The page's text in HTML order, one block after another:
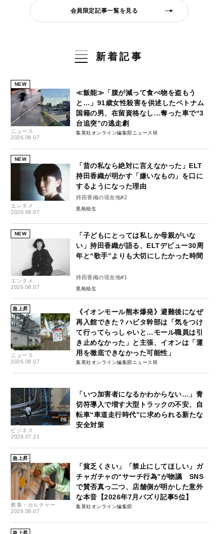
会員限定記事一覧を見る
新着記事
NEW
ニュース
2026.08.07
≪飯能≫「腹が減って食べ物を盗もう
と…」91歳女性殺害を供述したベトナム
国籍の男、在留資格なし…奪った車で“3
台追突”の逃走劇
集英社オンライン編集部ニュース班
NEW
エンタメ
2026.08.07
「昔の私なら絶対に言えなかった」ELT
持田香織が明かす「嫌いなもの」を口に
するようになった理由
持田香織の現在地#2
黒島暁生
NEW
エンタメ
2026.08.07
「子どもにとっては私しか母親がいな
い」持田香織が語る、ELTデビュー30周
年と“歌手”よりも大切にしたかった時間
持田香織の現在地#1
黒島暁生
急上昇
ニュース
2026.08.07
《イオンモール熊本爆発》避難後になぜ
再入館できた？ハビタ幹部は「気をつけ
て行ってらっしゃいと…モール職員は引
き止めなかった」と主張、イオンは「運
用を徹底できなかった可能性」
集英社オンライン編集部ニュース班
ビジネス
2026.07.21
「いつ加害者になるかわからない…」青
切符導入で増す大型トラックの不安、自
転車“車道走行時代”に求められる新たな
安全対策
急上昇
教養・カルチャー
2026.08.07
「貧乏くさい」「禁止にしてほしい」ガ
チャガチャの“サーチ行為”が物議 SNS
で賛否真っ二つ、店舗側が明かした意外
な本音【2026年7月バズり記事5位】
集英社オンライン編集部
急上昇